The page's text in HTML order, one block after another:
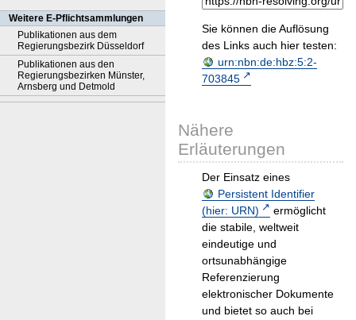
Weitere E-Pflichtsammlungen
Publikationen aus dem
Regierungsbezirk Düsseldorf
Publikationen aus den
Regierungsbezirken Münster,
Arnsberg und Detmold
Sie können die Auflösung
des Links auch hier testen:
urn:nbn:de:hbz:5:2-
703845
Nähere
Erläuterungen
Der Einsatz eines
Persistent Identifier
(hier: URN)
ermöglicht
die stabile, weltweit
eindeutige und
ortsunabhängige
Referenzierung
elektronischer Dokumente
und bietet so auch bei